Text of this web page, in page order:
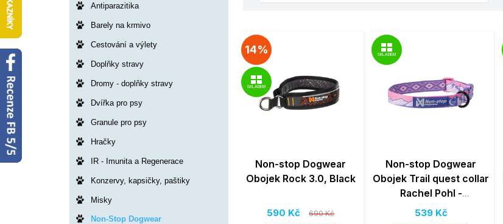
Antiparazitika
Barely na krmivo
Cestování a výlety
Doplňky stravy
Dromy - doplňky stravy
Dvířka pro psy
Granule pro psy
Hračky
IR - Imunita a Regenerace
Konzervy, kapsičky, paštiky
Misky
Non-Stop Dogwear
14%
SKLADEM
Non-stop Dogwear
Obojek Rock 3.0, Black
590 Kč 690 Kč
SKLADEM
Non-stop Dogwear
Obojek Trail quest collar
Rachel Pohl -
purple/pink
539 Kč